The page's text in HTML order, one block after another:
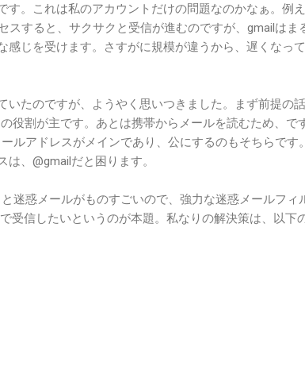
す。これは私のアカウントだけの問題なのかなぁ。例
スすると、サクサクと受信が進むのですが、gmailはま
感じを受けます。さすがに規模が違うから、遅くなっ
いたのですが、ようやく思いつきました。まず前提の
役割が主です。あとは携帯からメールを読むため、で
ルアドレスがメインであり、公にするのもそちらです
、@gmailだと困ります。
迷惑メールがものすごいので、強力な迷惑メールフィ
受信したいというのが本題。私なりの解決策は、以下